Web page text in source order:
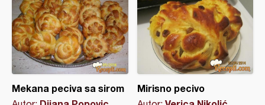
Mekana peciva sa sirom Mirisno pecivo